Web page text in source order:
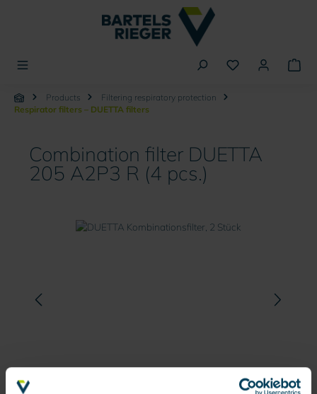
Products
Filtering respiratory protection
Respirator filters – DUETTA filters
Combination filter DUETTA
205 A2P3 R (4 pcs.)
Skip image gallery